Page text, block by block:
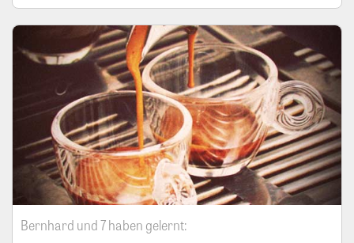
Bernhard und 7 haben gelernt: